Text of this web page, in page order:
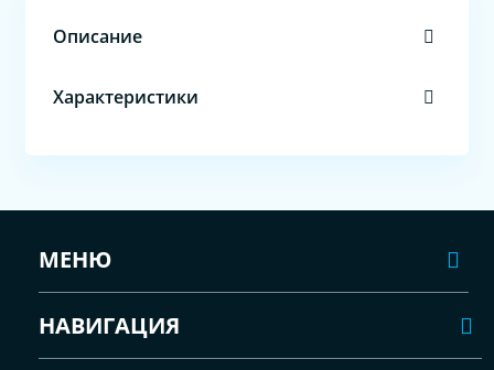
Описание
Характеристики
МЕНЮ
НАВИГАЦИЯ